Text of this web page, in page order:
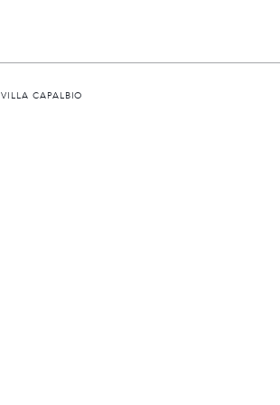
VILLA CAPALBIO